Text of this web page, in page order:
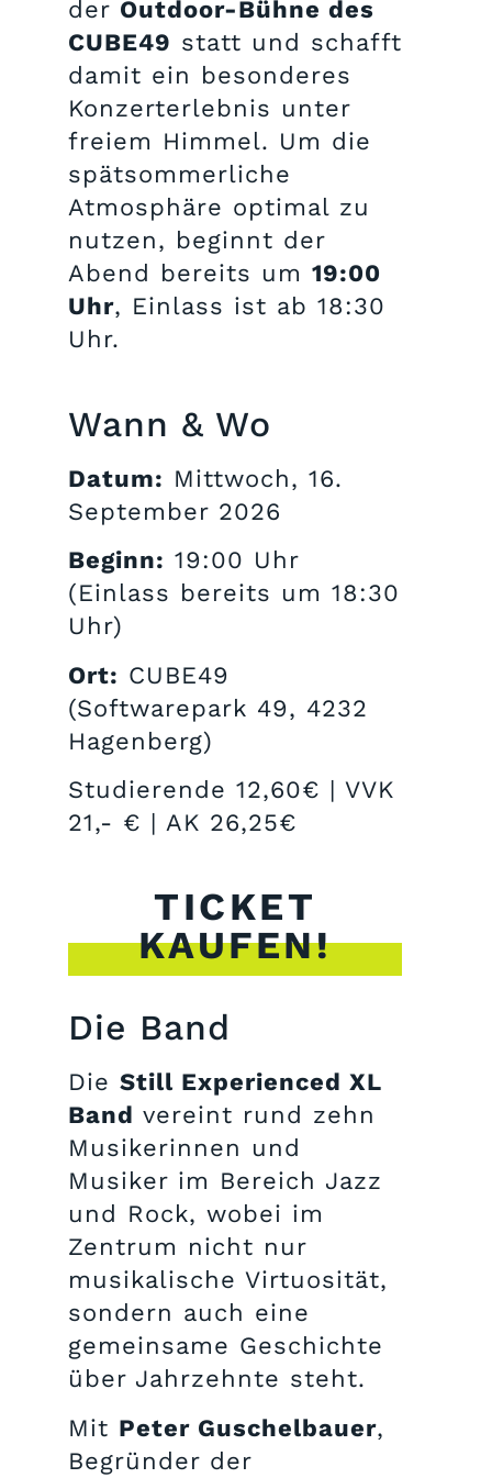
der Outdoor-Bühne des
CUBE49 statt und schafft
damit ein besonderes
Konzerterlebnis unter
freiem Himmel. Um die
spätsommerliche
Atmosphäre optimal zu
nutzen, beginnt der
Abend bereits um 19:00
Uhr, Einlass ist ab 18:30
Uhr.
Wann & Wo
Datum: Mittwoch, 16.
September 2026
Beginn: 19:00 Uhr
(Einlass bereits um 18:30
Uhr)
Ort: CUBE49
(Softwarepark 49, 4232
Hagenberg)
Studierende 12,60€ | VVK
21,- € | AK 26,25€
TICKET
KAUFEN!
Die Band
Die Still Experienced XL
Band vereint rund zehn
Musikerinnen und
Musiker im Bereich Jazz
und Rock, wobei im
Zentrum nicht nur
musikalische Virtuosität,
sondern auch eine
gemeinsame Geschichte
über Jahrzehnte steht.
Mit Peter Guschelbauer,
Begründer der